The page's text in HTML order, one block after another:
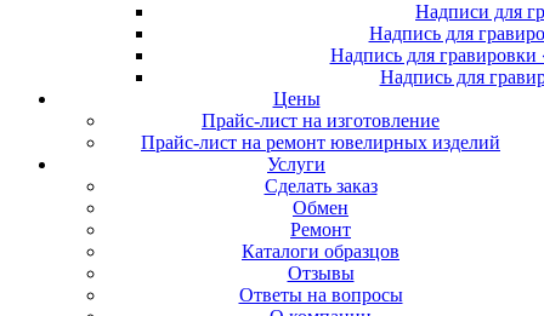
Надписи для
Надпись для
Надпись для
Надпись для
Цены
Прайс-лист на изготовление
Прайс-лист на ремонт ювелирных изделий
Услуги
Сделать заказ
Обмен
Ремонт
Каталоги образцов
Отзывы
Ответы на вопросы